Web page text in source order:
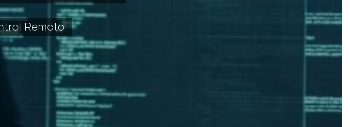
Remoto